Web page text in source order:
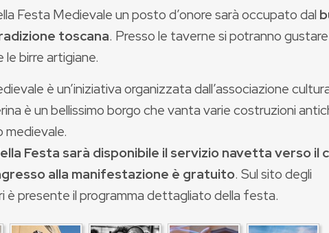
Festa Medievale un posto d’onore sarà occupato dal
toscana. Presso le taverne si potranno
le birre artigiane.
è un’iniziativa organizzata dall’associazione
è un bellissimo borgo che vanta varie costruzioni
medievale.
Festa sarà disponibile il servizio navetta verso il
alla manifestazione è gratuito. Sul sito degli
è presente il programma dettagliato della festa.